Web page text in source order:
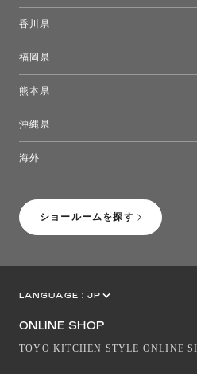
ショールームを探す
香川県
福岡県
熊本県
沖縄県
海外
LANGUAGE : JP
ONLINE SHOP
TOYO KITCHEN STYLE ONLINE